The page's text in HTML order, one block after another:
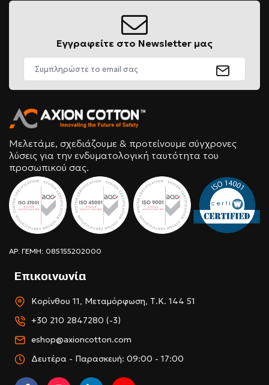
Εγγραφείτε στο Newsletter μας
Μελετάμε, σχεδιάζουμε & προτείνουμε σύγχρονες
λύσεις για την ενδυματολογική ταυτότητα του
προσωπικού σας.
ΑΡ. ΓΕΜΗ: 085155202000
Επικοινωνία
Κορίνθου 11, Μεταμόρφωση, Τ.Κ. 144 51
+30 210 2847280 (-3)
eshop@axioncotton.com
Δευτέρα - Παρασκευή: 09:00 - 17:00